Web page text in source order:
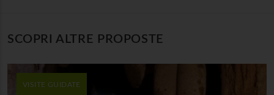
SCOPRI ALTRE PROPOSTE
VISITE GUIDATE